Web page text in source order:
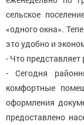
сельское
«одного окна».
это удобно и
- Что
- Сегодня
комфортные
оформления
предоставлено